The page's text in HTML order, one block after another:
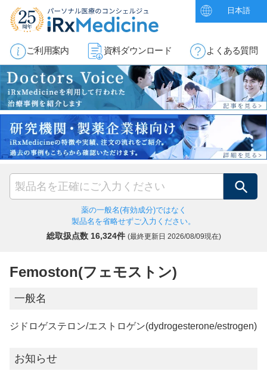
日本語
ご利用案内 資料ダウンロード よくある質問
検索
薬の一般名(有効成分)ではなく
製品名を省略せずご入力ください。
総取扱点数 16,324件 (最終更新日 2026/08/09現在)
Femoston(フェモストン)
一般名
ジドロゲステロン/エストロゲン(dydrogesterone/estrogen)
お知らせ